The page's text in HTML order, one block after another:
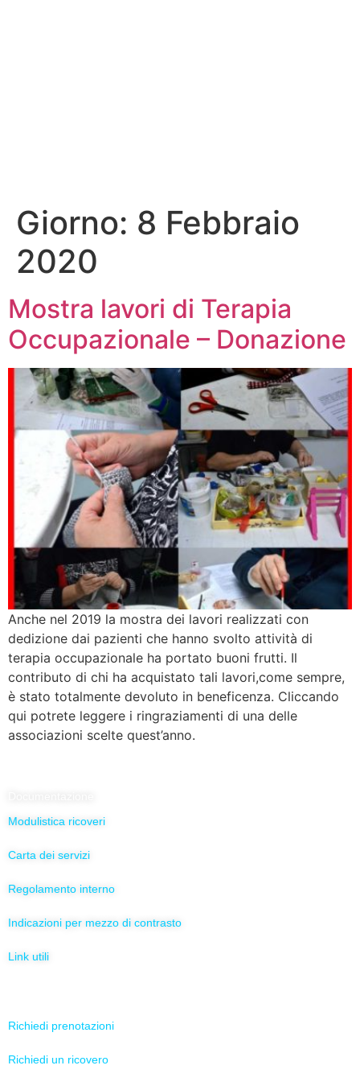
Giorno: 8 Febbraio
2020
Mostra lavori di Terapia
Occupazionale – Donazione
Anche nel 2019 la mostra dei lavori realizzati con
dedizione dai pazienti che hanno svolto attività di
terapia occupazionale ha portato buoni frutti. Il
contributo di chi ha acquistato tali lavori,come sempre,
è stato totalmente devoluto in beneficenza. Cliccando
qui potrete leggere i ringraziamenti di una delle
associazioni scelte quest’anno.
Modulistica ricoveri
Carta dei servizi
Regolamento interno
Indicazioni per mezzo di contrasto
Link utili
Richiedi prenotazioni
Richiedi un ricovero